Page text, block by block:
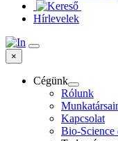
Hírlevelek
×
Cégünk
Rólunk
Kapcsolat
Bio-Science